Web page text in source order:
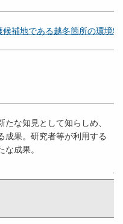
候補地である越冬箇所の環境
な知見として知らしめ、
成果。研究者等が利用する
成果。